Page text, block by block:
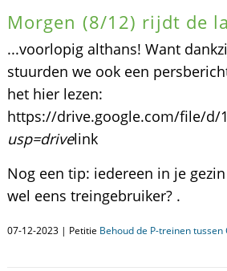
Morgen (8/12) rijdt de
...voorlopig althans! Want
stuurden we ook een
het hier lezen:
https://drive.google.com/file/d/
usp=drivelink
Nog een tip: iedereen in je
wel eens treingebruiker? .
07-12-2023 | Petitie Behoud de P-treinen tussen